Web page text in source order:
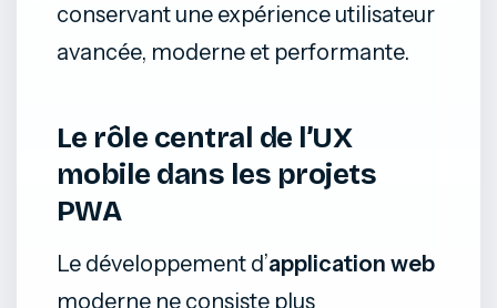
conservant une expérience utilisateur
avancée, moderne et performante.
Le rôle central de l’UX
mobile dans les projets
PWA
Le développement d’application web
moderne ne consiste plus